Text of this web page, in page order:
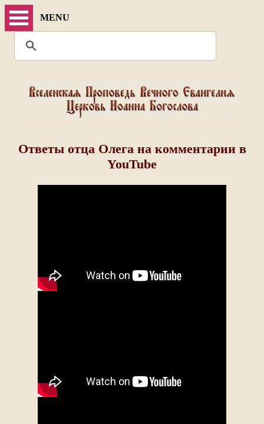
MENU
Ответы отца Олега на комментарии в
YouTube